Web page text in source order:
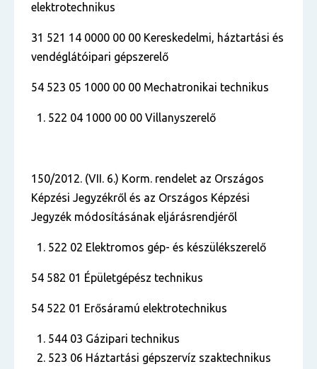
elektrotechnikus
31 521 14 0000 00 00 Kereskedelmi, háztartási és
vendéglátóipari gépszerelő
54 523 05 1000 00 00 Mechatronikai technikus
522 04 1000 00 00 Villanyszerelő
150/2012. (VII. 6.) Korm. rendelet az Országos
Képzési Jegyzékről és az Országos Képzési
Jegyzék módosításának eljárásrendjéről
522 02 Elektromos gép- és készülékszerelő
54 582 01 Épületgépész technikus
54 522 01 Erősáramú elektrotechnikus
544 03 Gázipari technikus
523 06 Háztartási gépszervíz szaktechnikus